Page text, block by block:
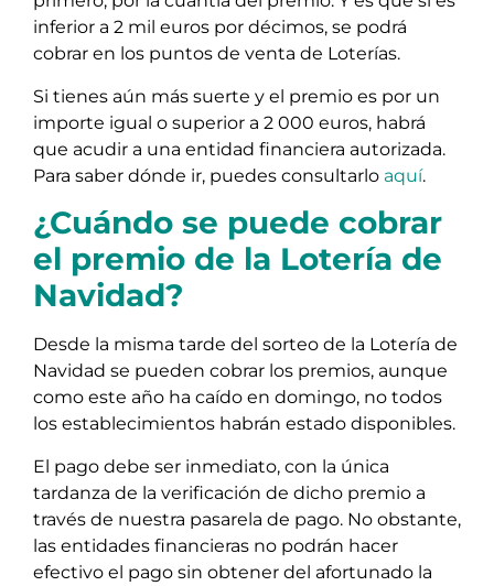
inferior a 2 mil euros por décimos, se podrá
cobrar en los puntos de venta de Loterías.
Si tienes aún más suerte y el premio es por un
importe igual o superior a 2 000 euros, habrá
que acudir a una entidad financiera autorizada.
Para saber dónde ir, puedes consultarlo aquí.
¿Cuándo se puede cobrar
el premio de la Lotería de
Navidad?
Desde la misma tarde del sorteo de la Lotería de
Navidad se pueden cobrar los premios, aunque
como este año ha caído en domingo, no todos
los establecimientos habrán estado disponibles.
El pago debe ser inmediato, con la única
tardanza de la verificación de dicho premio a
través de nuestra pasarela de pago. No obstante,
las entidades financieras no podrán hacer
efectivo el pago sin obtener del afortunado la